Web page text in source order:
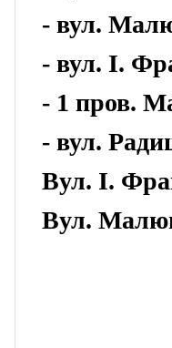
- вул.
- вул. І.
- 1 пров.
- вул.
Вул. І.
Вул.